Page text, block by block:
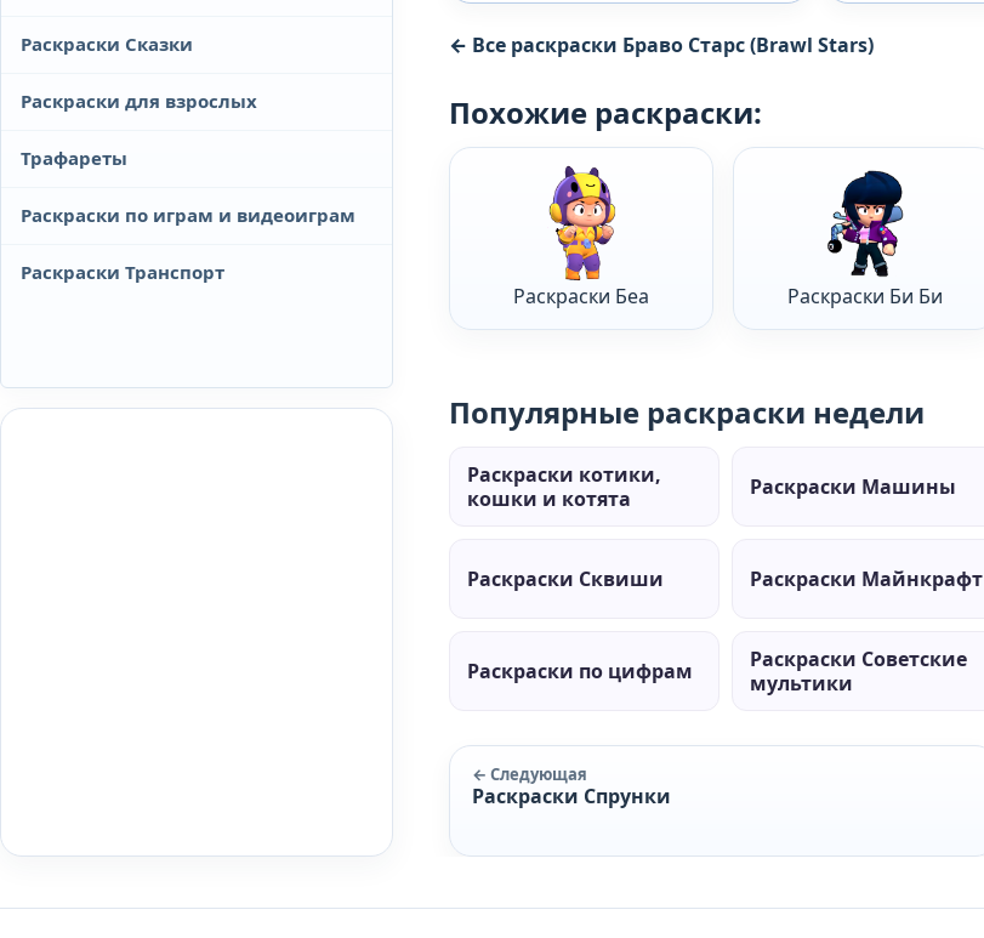
Раскраски Сказки
Раскраски для взрослых
Трафареты
Раскраски по играм и видеоиграм
Раскраски Транспорт
← Все раскраски Браво Старс (Brawl Stars)
Похожие раскраски:
Раскраски Беа Раскраски Би Би
Популярные раскраски недели
Раскраски котики,
кошки и котята
Раскраски Машины
Раскраски Сквиши Раскраски Майнкрафт
Раскраски по цифрам
Раскраски Советские
мультики
← Следующая
Раскраски Спрунки